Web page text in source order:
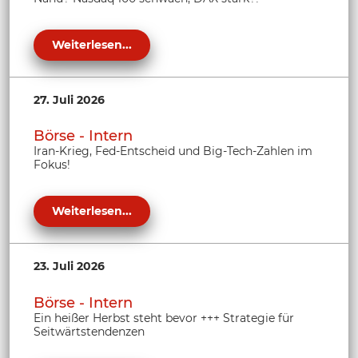
Weiterlesen...
27. Juli 2026
Börse - Intern
Iran-Krieg, Fed-Entscheid und Big-Tech-Zahlen im
Fokus!
Weiterlesen...
23. Juli 2026
Börse - Intern
Ein heißer Herbst steht bevor +++ Strategie für
Seitwärtstendenzen